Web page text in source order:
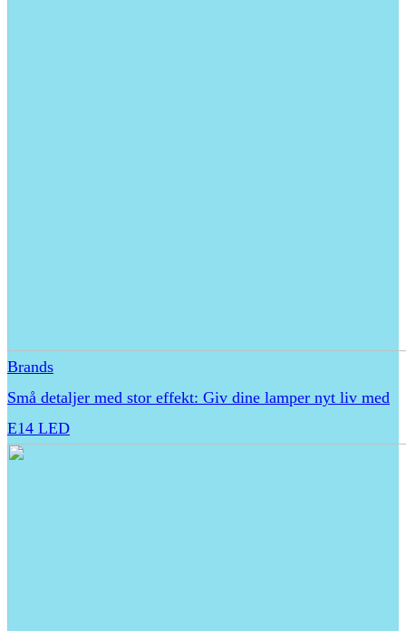
Brands
Små detaljer med stor effekt: Giv dine lamper nyt liv med
E14 LED